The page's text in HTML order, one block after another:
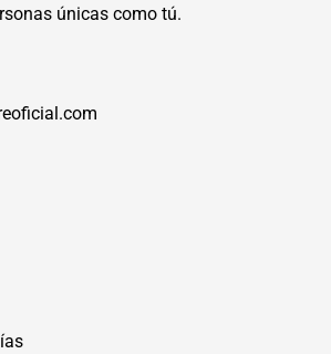
únicas como tú.